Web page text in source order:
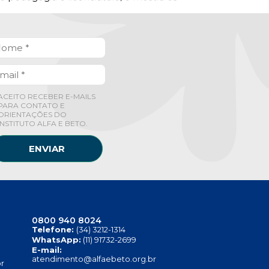
RECEBER E-MAILS
CONTATO E
DO
ALFA E BETO.
ENVIAR
0800 940 8024
Telefone: (34) 3212-1314
WhatsApp: (11) 91732-2699
E-mail:
atendimento@alfaebeto.org.br